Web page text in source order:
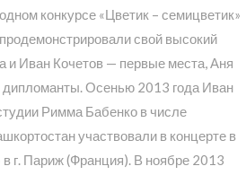
конкурсе «Цветик – семицветик»
свой высокий
и Иван Кочетов — первые места, Аня
Осенью 2013 года Иван
Римма Бабенко в числе
участвовали в концерте в
г. Париж (Франция). В ноябре 2013